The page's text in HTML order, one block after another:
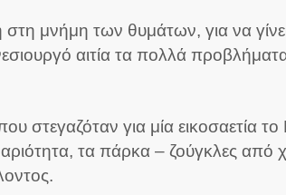
μνήμη των θυμάτων, για να
αιτία τα πολλά
για μία εικοσαετία το
τα πάρκα – ζούγκλες